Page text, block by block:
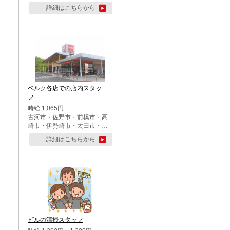
詳細はこちらから
ベルク各店での店内スタッ
フ
時給 1,065円
古河市・佐野市・前橋市・高
崎市・伊勢崎市・太田市・館
林市・藤岡市・大泉町・さい
たま市北区・川越市・熊谷
市・行田市・秩父市・所沢
市・鶴ケ島市・千葉市中央
区・市川市・松戸市・習志野
市・柏市・流山市・八千代
市・足立区・江戸川区・八王
子市・町田市
詳細はこちらから
ビルの清掃スタッフ